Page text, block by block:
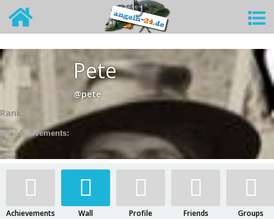
Pete
@pete
Rank:
My Achievements:
Achievements Wall Profile Friends Groups